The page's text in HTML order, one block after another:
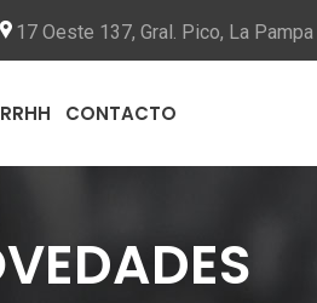
17 Oeste 137, Gral. Pico, La Pampa
RRHH CONTACTO